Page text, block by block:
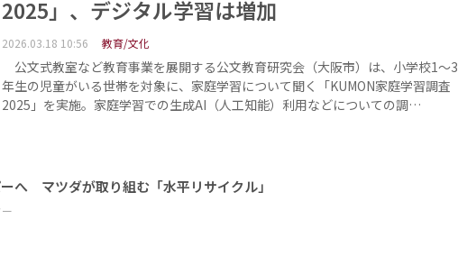
2025」、デジタル学習は増加
2026.03.18 10:56 教育/文化
公文式教室など教育事業を展開する公文教育研究会（大阪市）は、小学校1～3
年生の児童がいる世帯を対象に、家庭学習について聞く「KUMON家庭学習調査
2025」を実施。家庭学習での生成AI（人工知能）利用などについての調…
へ マツダが取り組む「水平リサイクル」